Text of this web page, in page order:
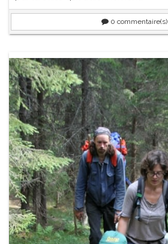
0 commentaire(s)